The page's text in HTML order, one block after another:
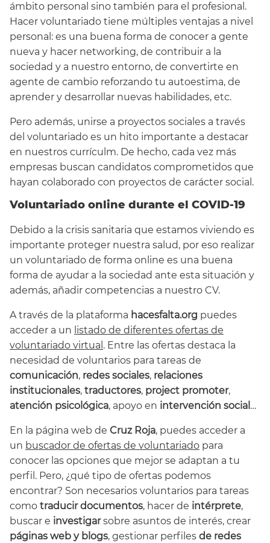
ámbito personal sino también para el profesional.
Hacer voluntariado tiene múltiples ventajas a nivel
personal: es una buena forma de conocer a gente
nueva y hacer networking, de contribuir a la
sociedad y a nuestro entorno, de convertirte en
agente de cambio reforzando tu autoestima, de
aprender y desarrollar nuevas habilidades, etc.
Pero además, unirse a proyectos sociales a través
del voluntariado es un hito importante a destacar
en nuestros currículm. De hecho, cada vez más
empresas buscan candidatos comprometidos que
hayan colaborado con proyectos de carácter social.
Voluntariado online durante el COVID-19
Debido a la crisis sanitaria que estamos viviendo es
importante proteger nuestra salud, por eso realizar
un voluntariado de forma online es una buena
forma de ayudar a la sociedad ante esta situación y
además, añadir competencias a nuestro CV.
A través de la plataforma hacesfalta.org puedes
acceder a un listado de diferentes ofertas de
voluntariado virtual . Entre las ofertas destaca la
necesidad de voluntarios para tareas de
comunicación, redes sociales, relaciones
institucionales, traductores, project promoter,
atención psicológica, apoyo en intervención social …
En la página web de Cruz Roja, puedes acceder a
un buscador de ofertas de voluntariado para
conocer las opciones que mejor se adaptan a tu
perfil. Pero, ¿qué tipo de ofertas podemos
encontrar? Son necesarios voluntarios para tareas
como traducir documentos, hacer de intérprete,
buscar e investigarsobre asuntos de interés, crear
páginas web y blogs, gestionar perfiles de redes